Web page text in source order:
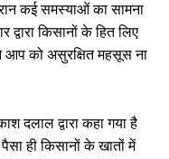
कई समस्याओं का सामना
किसानों के हित लिए
आप को असुरक्षित महसूस ना
दलाल द्वारा कहा गया है
ही किसानों के खातों में